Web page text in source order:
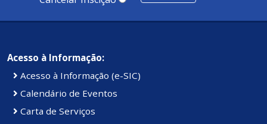
Acesso à Informação:
Acesso à Informação (e-SIC)
Calendário de Eventos
Carta de Serviços